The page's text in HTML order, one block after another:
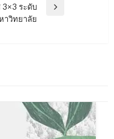
3×3 ระดับ
าวิทยาลัย